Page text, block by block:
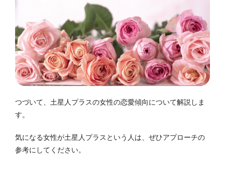
つづいて、土星人プラスの女性の恋愛傾向について解説しま
す。
気になる女性が土星人プラスという人は、ぜひアプローチの
参考にしてください。